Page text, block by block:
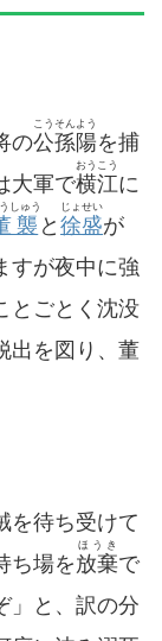
の公孫陽
こうそんよう
を捕
大軍で横江
おうこう
に
襲
しゅう
と徐盛
じょせい
が
すが夜中に強
とごとく沈没
出を図り、董
を待ち受けて
ち場を放棄
ほうき
で
」と、訳の分